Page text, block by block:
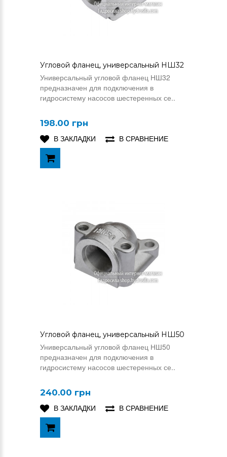
Угловой фланец, универсальный НШ32
Универсальный угловой фланец НШ32
предназначен для подключения в
гидросистему насосов шестеренных се..
198.00 грн
В ЗАКЛАДКИ
В СРАВНЕНИЕ
Угловой фланец, универсальный НШ50
Универсальный угловой фланец НШ50
предназначен для подключения в
гидросистему насосов шестеренных се..
240.00 грн
В ЗАКЛАДКИ
В СРАВНЕНИЕ